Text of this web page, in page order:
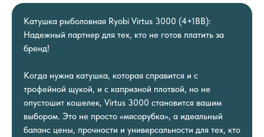
Катушка рыболовная Ryobi Virtus 3000 (4+1BB):
Надежный партнер для тех, кто не готов платить за
бренд!
Когда нужна катушка, которая справится и с
трофейной щукой, и с капризной плотвой, но не
опустошит кошелек, Virtus 3000 становится вашим
выбором. Это не просто «мясорубка», а идеальный
баланс цены, прочности и универсальности для тех, кто